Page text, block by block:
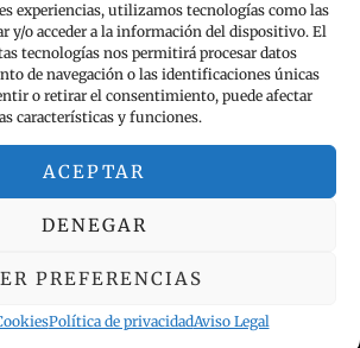
experiencias, utilizamos tecnologías como las
y/o acceder a la información del dispositivo. El
tecnologías nos permitirá procesar datos
de navegación o las identificaciones únicas
o retirar el consentimiento, puede afectar
características y funciones.
ACEPTAR
DENEGAR
PREFERENCIAS
Política de privacidadAviso Legal
LEGAL